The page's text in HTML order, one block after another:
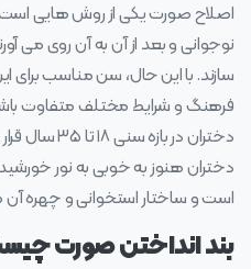
اصلاح صورت یکی از روش‌ هایی است
نوجوانی و بعد از آن به آن روی می‌
سازند. با این حال، سن مناسب
فرهنگ و شرایط مختلف متفاوت
دختران در
دختران هنوز به خوبی به نور
است و ساختار استخوانی و چهره آن
بند انداختن صورت